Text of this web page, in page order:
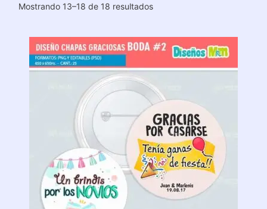
Mostrando 13–18 de 18 resultadosOrdenado
últimos